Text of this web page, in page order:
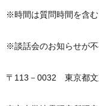
※時間は質問時間を含む
※談話会のお知らせが不
〒113－0032 東京都文